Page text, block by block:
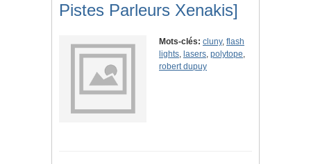
Pistes Parleurs Xenakis]
Mots-clés: cluny, flash
lights, lasers, polytope,
robert dupuy